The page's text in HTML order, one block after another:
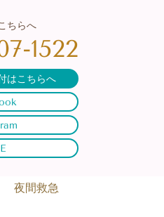
ちらへ
1522
はこちらへ
夜間救急